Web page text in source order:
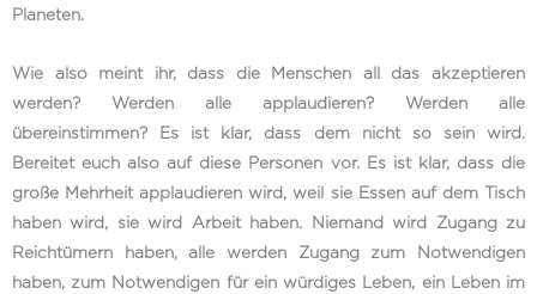
Planeten.
Wie also meint ihr, dass die Menschen all das akzeptieren
werden? Werden alle applaudieren? Werden alle
übereinstimmen? Es ist klar, dass dem nicht so sein wird.
Bereitet euch also auf diese Personen vor. Es ist klar, dass die
große Mehrheit applaudieren wird, weil sie Essen auf dem Tisch
haben wird, sie wird Arbeit haben. Niemand wird Zugang zu
Reichtümern haben, alle werden Zugang zum Notwendigen
haben, zum Notwendigen für ein würdiges Leben, ein Leben im